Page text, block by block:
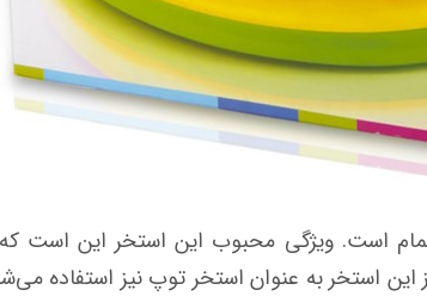
استفاده در حمام است. ویژگی محبوب این استخر
این استخر به عنوان استخر توپ نیز استفاده